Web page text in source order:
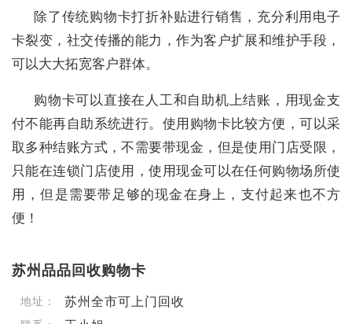
除了传统购物卡打折补贴进行销售，充分利用电子
卡裂变，社交传播的能力，作为客户扩展和维护手段，
可以大大拓宽客户群体。
购物卡可以直接在人工和自助机上结账，用现金支
付不能再自助系统进行。使用购物卡比较方便，可以采
取多种结账方式，不需要带现金，但是使用门店受限，
只能在连锁门店使用，使用现金可以在任何购物场所使
用，但是需要带足够的现金在身上，支付起来也不方
便！
苏州品品回收购物卡
地址： 苏州全市可上门回收